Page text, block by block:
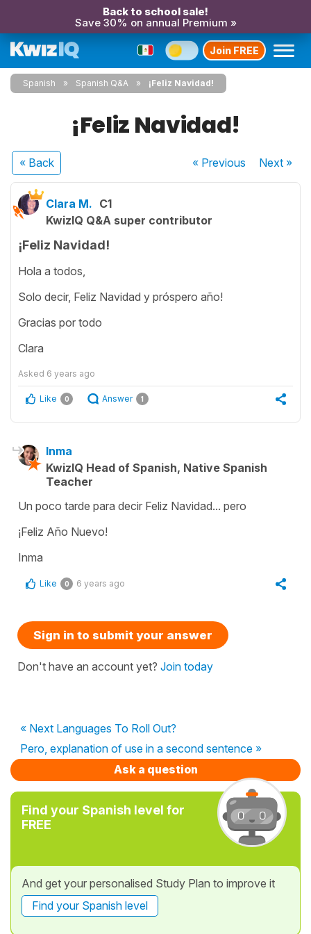
Back to school sale!
Save 30% on annual Premium »
Join FREE
Spanish Spanish Q&A ¡Feliz Navidad!
¡Feliz Navidad!
« Back « Previous Next»
Clara M. C1
KwizIQ Q&A super contributor
¡Feliz Navidad!
Hola a todos,
Solo decir, Feliz Navidad y próspero año!
Gracias por todo
Clara
Asked 6 years ago
Like 0 Answer 1
Inma
KwizIQ Head of Spanish, Native Spanish
Teacher
Un poco tarde para decir Feliz Navidad... pero
¡Feliz Año Nuevo!
Inma
Like 0 6 years ago
Sign in to submit your answer
Don't have an account yet? Join today
« Next Languages To Roll Out?
Pero, explanation of use in a second sentence »
Ask a question
Find your Spanish level for
FREE
And get your personalised Study Plan to improve it
Find your Spanish level